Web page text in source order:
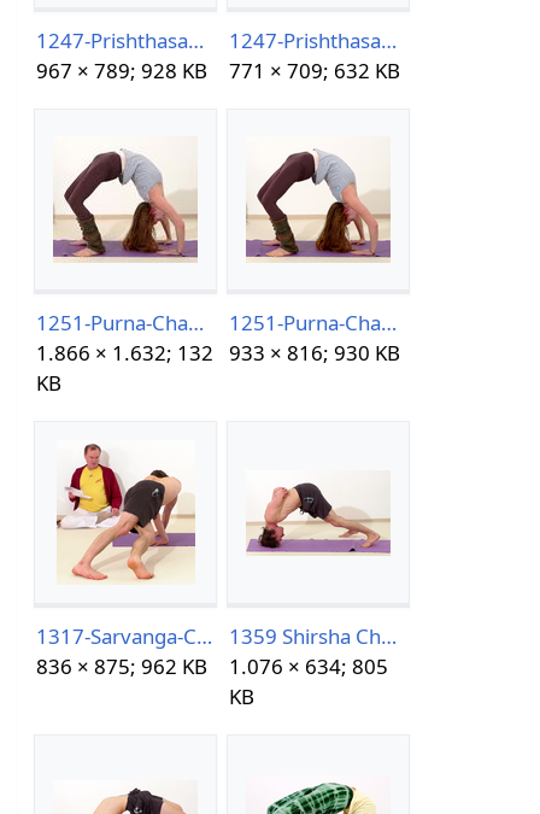
1247-PrishthasanaVariante-6-2021.png
967 × 789; 928 KB
1247-PrishthasanaVariante-7-2021.png
771 × 709; 632 KB
1251-Purna-Chakrasana.jpg
1.866 × 1.632; 132
KB
1251-Purna-Chakrasana.png
933 × 816; 930 KB
1317-Sarvanga-Chakrasana.png
836 × 875; 962 KB
1359 Shirsha Chakrasana.png
1.076 × 634; 805
KB